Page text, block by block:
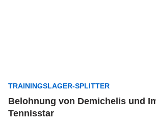
TRAININGSLAGER-SPLITTER
Belohnung von Demichelis und
Tennisstar